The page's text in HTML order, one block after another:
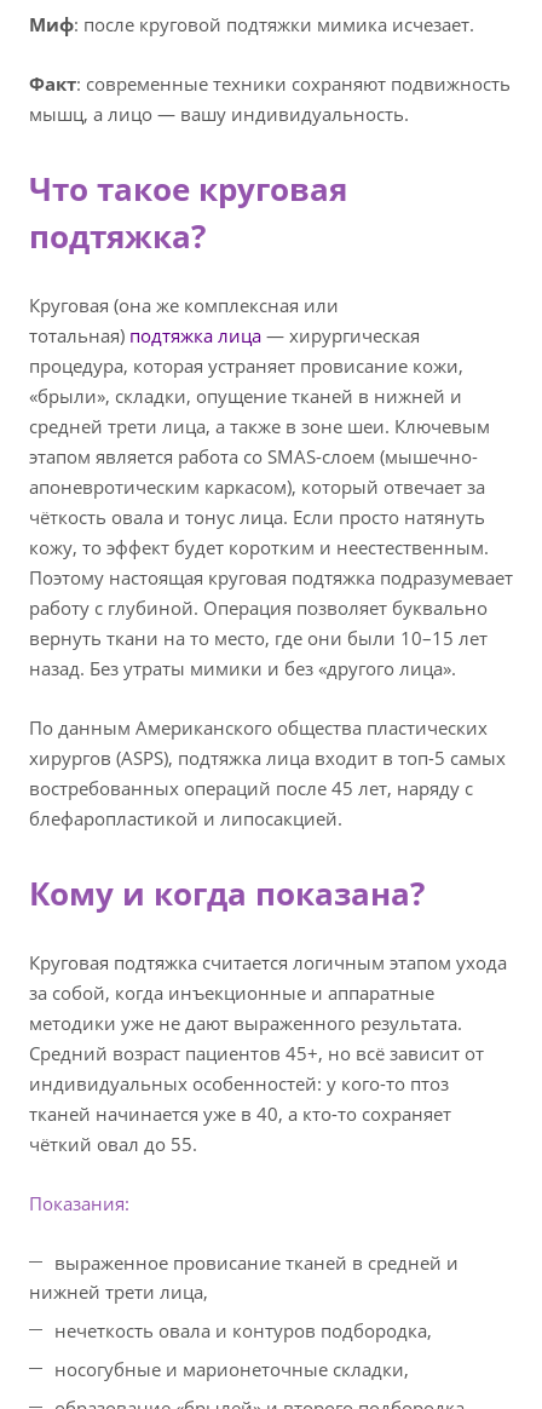
Миф: после круговой подтяжки мимика исчезает.
Факт: современные техники сохраняют подвижность
мышц, а лицо — вашу индивидуальность.
Что такое круговая
подтяжка?
Круговая (она же комплексная или
тотальная) подтяжка лица — хирургическая
процедура, которая устраняет провисание кожи,
«брыли», складки, опущение тканей в нижней и
средней трети лица, а также в зоне шеи. Ключевым
этапом является работа со SMAS-слоем (мышечно-
апоневротическим каркасом), который отвечает за
чёткость овала и тонус лица. Если просто натянуть
кожу, то эффект будет коротким и неестественным.
Поэтому настоящая круговая подтяжка подразумевает
работу с глубиной. Операция позволяет буквально
вернуть ткани на то место, где они были 10–15 лет
назад. Без утраты мимики и без «другого лица».
По данным Американского общества пластических
хирургов (ASPS), подтяжка лица входит в топ-5 самых
востребованных операций после 45 лет, наряду с
блефаропластикой и липосакцией.
Кому и когда показана?
Круговая подтяжка считается логичным этапом ухода
за собой, когда инъекционные и аппаратные
методики уже не дают выраженного результата.
Средний возраст пациентов 45+, но всё зависит от
индивидуальных особенностей: у кого-то птоз
тканей начинается уже в 40, а кто-то сохраняет
чёткий овал до 55.
Показания:
выраженное провисание тканей в средней и
нижней трети лица,
нечеткость овала и контуров подбородка,
носогубные и марионеточные складки,